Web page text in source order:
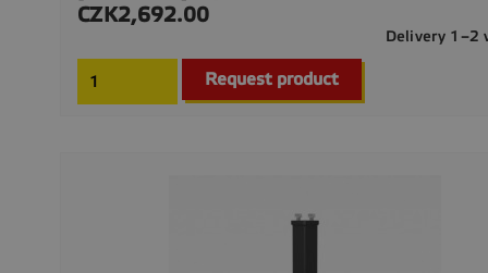
Price
CZK2,692.00
Delivery 1–2
Request product